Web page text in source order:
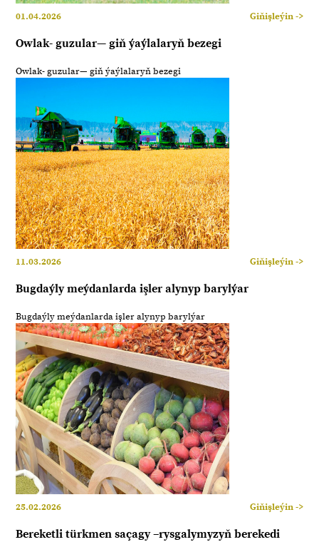
01.04.2026 Giňişleýin ->
Owlak- guzular― giň ýaýlalaryň bezegi
Owlak- guzular― giň ýaýlalaryň bezegi
11.03.2026 Giňişleýin ->
Bugdaýly meýdanlarda işler alynyp barylýar
Bugdaýly meýdanlarda işler alynyp barylýar
25.02.2026 Giňişleýin ->
Bereketli türkmen saçagy –rysgalymyzyň berekedi